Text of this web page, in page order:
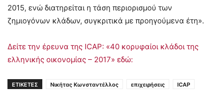
2015, ενώ διατηρείται η τάση περιορισμού των
ζημιογόνων κλάδων, συγκριτικά με προηγούμενα έτη».
Δείτε την έρευνα της ICAP: «40 κορυφαίοι κλάδοι της
ελληνικής οικονομίας – 2017» εδώ:
ΕΤΙΚΕΤΕΣ Νικήτας Κωνσταντέλλος επιχειρήσεις ICAP